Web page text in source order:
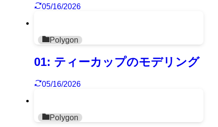
05/16/2026
Polygon
01: ティーカップのモデリング
05/16/2026
Polygon